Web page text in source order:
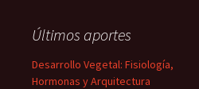
Últimos aportes
Desarrollo Vegetal: Fisiología,
Hormonas y Arquitectura